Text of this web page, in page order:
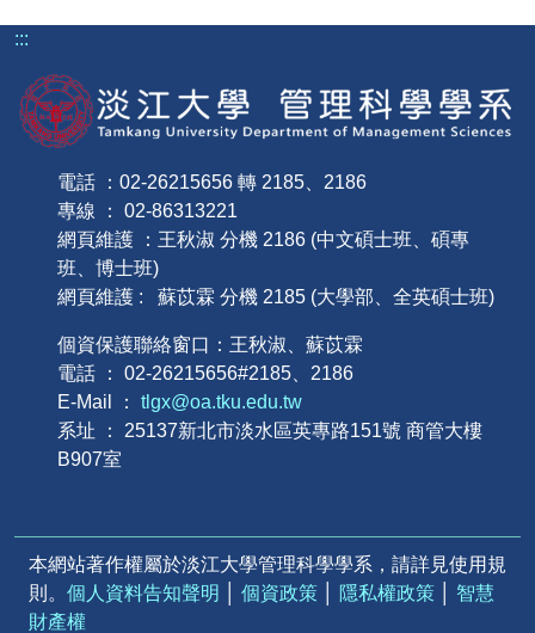
:::
電話 ：02-26215656 轉 2185、2186
專線 ： 02-86313221
網頁維護 ：王秋淑 分機 2186 (中文碩士班、碩專
班、博士班)
網頁維護 : 蘇苡霖 分機 2185 (大學部、全英碩士班)
個資保護聯絡窗口：王秋淑、蘇苡霖
電話 ： 02-26215656#2185、2186
E-Mail ： tlgx@oa.tku.edu.tw
系址 ： 25137新北市淡水區英專路151號 商管大樓
B907室
本網站著作權屬於淡江大學管理科學學系，請詳見使用規
則。 個人資料告知聲明 個資政策 隱私權政策
智慧
財產權